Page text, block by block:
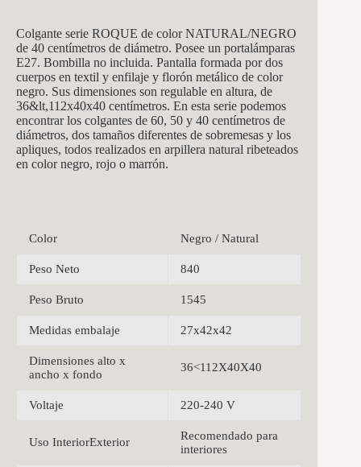
Colgante serie ROQUE de color NATURAL/NEGRO
de 40 centímetros de diámetro. Posee un portalámparas
E27. Bombilla no incluida. Pantalla formada por dos
cuerpos en textil y enfilaje y florón metálico de color
negro. Sus dimensiones son regulable en altura, de
36&lt,112x40x40 centímetros. En esta serie podemos
encontrar los colgantes de 60, 50 y 40 centímetros de
diámetros, dos tamaños diferentes de sobremesas y los
apliques, todos realizados en arpillera natural ribeteados
en color negro, rojo o marrón.
Color Negro / Natural
Peso Neto 840
Peso Bruto 1545
Medidas embalaje 27x42x42
Dimensiones alto x
ancho x fondo
36<112X40X40
Voltaje 220-240 V
Uso InteriorExterior
Recomendado para
interiores